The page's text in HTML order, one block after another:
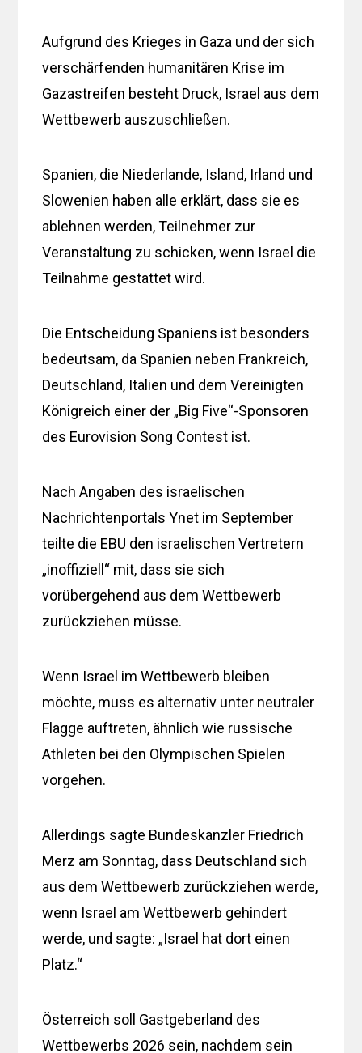
Aufgrund des Krieges in Gaza und der sich
verschärfenden humanitären Krise im
Gazastreifen besteht Druck, Israel aus dem
Wettbewerb auszuschließen.
Spanien, die Niederlande, Island, Irland und
Slowenien haben alle erklärt, dass sie es
ablehnen werden, Teilnehmer zur
Veranstaltung zu schicken, wenn Israel die
Teilnahme gestattet wird.
Die Entscheidung Spaniens ist besonders
bedeutsam, da Spanien neben Frankreich,
Deutschland, Italien und dem Vereinigten
Königreich einer der „Big Five“-Sponsoren
des Eurovision Song Contest ist.
Nach Angaben des israelischen
Nachrichtenportals Ynet im September
teilte die EBU den israelischen Vertretern
„inoffiziell“ mit, dass sie sich
vorübergehend aus dem Wettbewerb
zurückziehen müsse.
Wenn Israel im Wettbewerb bleiben
möchte, muss es alternativ unter neutraler
Flagge auftreten, ähnlich wie russische
Athleten bei den Olympischen Spielen
vorgehen.
Allerdings sagte Bundeskanzler Friedrich
Merz am Sonntag, dass Deutschland sich
aus dem Wettbewerb zurückziehen werde,
wenn Israel am Wettbewerb gehindert
werde, und sagte: „Israel hat dort einen
Platz.“
Österreich soll Gastgeberland des
Wettbewerbs 2026 sein, nachdem sein